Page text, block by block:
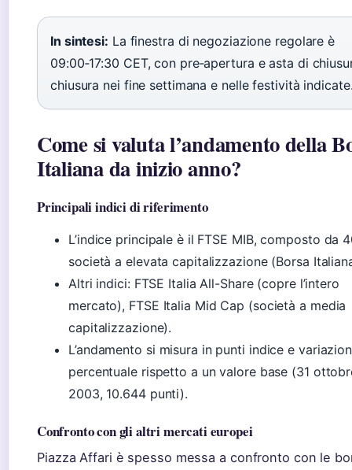
In sintesi: La finestra di negoziazione regolare è
09:00‑17:30 CET, con pre‑apertura e asta di
chiusura nei fine settimana e nelle festività
Come si valuta l’andamento della
Italiana da inizio anno?
Principali indici di riferimento
L’indice principale è il FTSE MIB, composto da
società a elevata capitalizzazione (Borsa
Altri indici: FTSE Italia All-Share (copre l’intero
mercato), FTSE Italia Mid Cap (società a media
capitalizzazione).
L’andamento si misura in punti indice e
percentuale rispetto a un valore base (31
2003, 10.644 punti).
Confronto con gli altri mercati europei
Piazza Affari è spesso messa a confronto con le